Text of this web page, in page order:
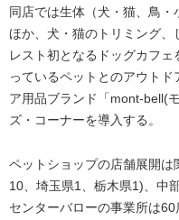
同店では生体（犬・猫、鳥
ほか、犬・猫のトリミング、
レスト初となるドッグカフ
っているペットとのアウト
ア用品ブランド「mont-bell(
ズ・コーナーを導入する。
ペットショップの店舗展開
10、埼玉県1、栃木県1)、中
センターバローの事業所は